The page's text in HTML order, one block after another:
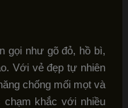
gọi như gõ đỏ, hồ bì,
Với vẻ đẹp tự nhiên
chống mối mọt và
khắc với nhiều